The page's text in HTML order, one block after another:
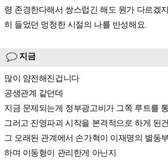
령 존경한다해서 쌍스럽긴 해도 뭔가 다르겠
히 들었던 멍청한 시절의 나를 반성해요.
지금
많이 얌전해진겁니다
공생관계 같던데
지금 문제되는게 정부광고비가 그쪽 루트를
그러고 진영파괴 시작을 본격적으로 하게 된
그 오래된 관계에서 손가혁이 이재명의 별동
하며 이동형이 관리한게 아닌지